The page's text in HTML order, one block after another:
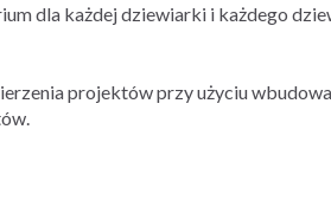
dla każdej dziewiarki i każdego
projektów przy użyciu